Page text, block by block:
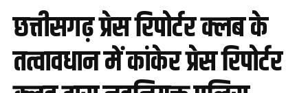
जीवन
छत्तीसगढ़ प्रेस रिपोर्टर क्लब के
तत्वावधान में कांकेर प्रेस रिपोर्टर